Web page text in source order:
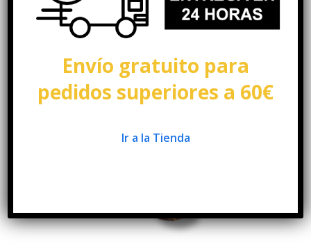
Envío gratuito para
pedidos superiores a 60€
Ir a la Tienda